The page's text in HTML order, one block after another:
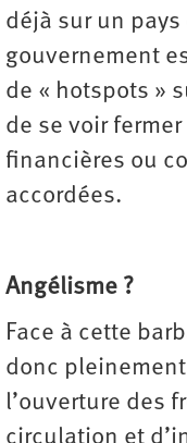
déjà sur un
gouvernement
de « hotspots »
de se voir
financières ou
accordées.
Angélisme ?
Face à cette
donc
l’ouverture des